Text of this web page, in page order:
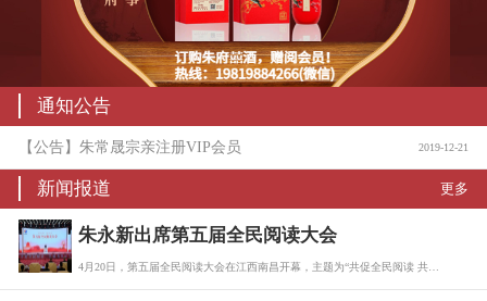
通知公告
【公告】朱常晟宗亲注册VIP会员 2019-12-21
新闻报道 更多
朱永新出席第五届全民阅读大会